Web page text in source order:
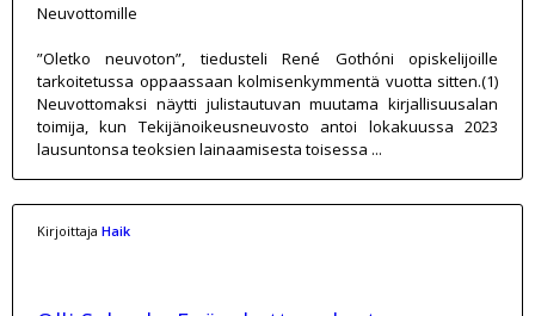
Neuvottomille
”Oletko neuvoton”, tiedusteli René Gothóni opiskelijoille
tarkoitetussa oppaassaan kolmisenkymmentä vuotta sitten.(1)
Neuvottomaksi näytti julistautuvan muutama kirjallisuusalan
toimija, kun Tekijänoikeusneuvosto antoi lokakuussa 2023
lausuntonsa teoksien lainaamisesta toisessa ...
Kirjoittaja Haik